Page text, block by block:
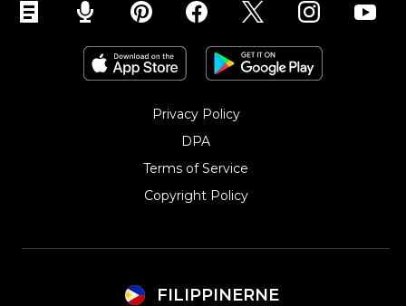
Privacy Policy
DPA
Terms of Service
Copyright Policy‎
FILIPPINERNE